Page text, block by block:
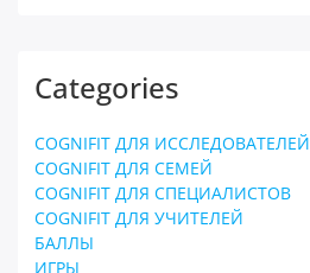
Categories
COGNIFIT ДЛЯ ИССЛЕДОВАТЕЛЕЙ
COGNIFIT ДЛЯ СЕМЕЙ
COGNIFIT ДЛЯ СПЕЦИАЛИСТОВ
COGNIFIT ДЛЯ УЧИТЕЛЕЙ
БАЛЛЫ
ИГРЫ